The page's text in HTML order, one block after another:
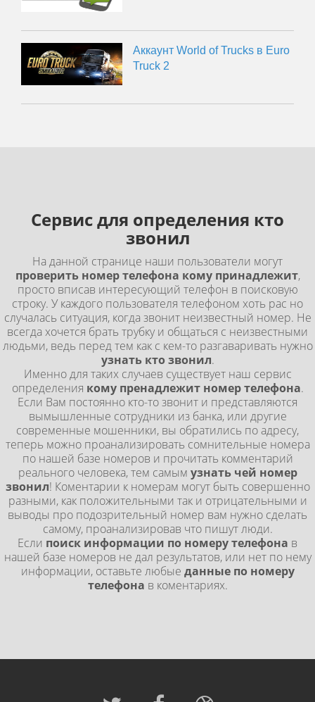
Аккаунт World of Trucks в Euro
Truck 2
Сервис для определения кто
звонил
На данной странице наши пользователи могут
проверить номер телефона кому принадлежит,
просто вписав интересующий телефон в поисковую
строку. У каждого пользователя телефоном хоть рас но
случалась ситуация, когда звонит неизвестный номер. Не
всегда хочется брать трубку и общаться с неизвестными
людьми, ведь перед тем как с кем-то разгаваривать нужно
узнать кто звонил.
Именно для таких случаев существует наш сервис
определения кому пренадлежит номер телефона.
Если Вам постоянно кто-то звонит и представляются
вымышленные сотрудники из банка, или другие
современные мошенники, вы обратились по адресу,
теперь можно проанализировать сомнительные номера
по нашей базе номеров и прочитать комментарий
реального человека, тем самым узнать чей номер
звонил! Коментарии к номерам могут быть совершенно
разными, как положительными так и отрицательными и
выводы про подозрительный номер вам нужно сделать
самому, проанализировав что пишут люди.
Если поиск информации по номеру телефона в
нашей базе номеров не дал результатов, или нет по нему
информации, оставьте любые данные по номеру
телефона в коментариях.